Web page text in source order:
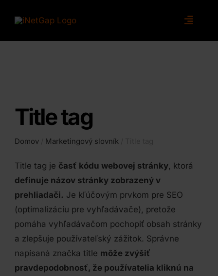
Toggle
Title tag
Domov/ Marketingový slovník/ Title tag
Title tag je časť kódu webovej stránky, ktorá
definuje názov stránky zobrazený v
prehliadači. Je kľúčovým prvkom pre SEO
(optimalizáciu pre vyhľadávače), pretože
pomáha vyhľadávačom pochopiť obsah stránky
a zlepšuje používateľský zážitok. Správne
napísaná značka title môže zvýšiť
pravdepodobnosť, že používatelia kliknú na